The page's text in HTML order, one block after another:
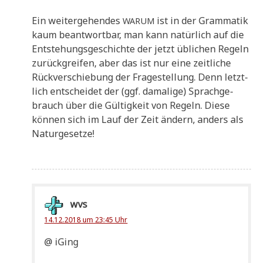
Ein wei­ter­ge­hen­desWARUM ist in der Gram­ma­tik
kaum beant­wort­bar, man kann natür­lich auf die
Ent­ste­hungs­ge­schich­te der jetzt übli­chen Regeln
zurück­grei­fen, aber das ist nur eine zeit­li­che
Rück­ver­schie­bung der Fra­ge­stel­lung. Denn letzt­
lich ent­schei­det der (ggf. dama­li­ge) Sprach­ge­
brauch über die Gül­tig­keit von Regeln. Die­se
kön­nen sich im Lauf der Zeit ändern, anders als
Naturgesetze!
wvs
14.12.2018 um 23:45 Uhr
@ iGing